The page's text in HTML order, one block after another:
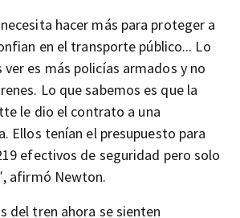
hacer más para proteger a
en el transporte público... Lo
es más policías armados y no
Lo que sabemos es que la
le dio el contrato a una
Ellos tenían el presupuesto para
efectivos de seguridad pero solo
afirmó Newton.
del tren ahora se sienten